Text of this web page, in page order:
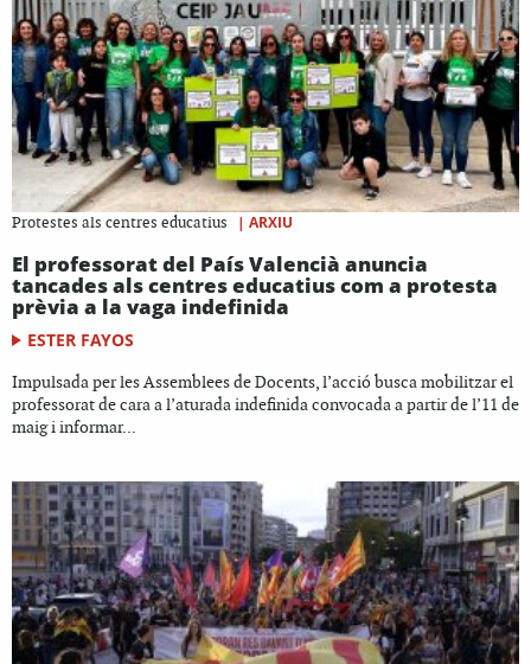
Protestes als centres educatius | ARXIU
El professorat del País Valencià anuncia
tancades als centres educatius com a protesta
prèvia a la vaga indefinida
ESTER FAYOS
Impulsada per les Assemblees de Docents, l’acció busca mobilitzar el
professorat de cara a l’aturada indefinida convocada a partir de l’11 de
maig i informar...